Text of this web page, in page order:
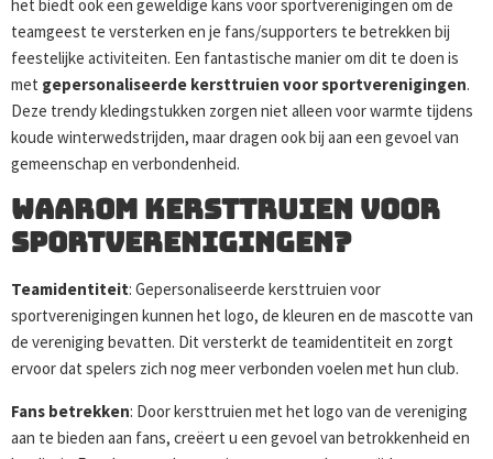
het biedt ook een geweldige kans voor sportverenigingen om de
teamgeest te versterken en je fans/supporters te betrekken bij
feestelijke activiteiten. Een fantastische manier om dit te doen is
met gepersonaliseerde kersttruien voor sportverenigingen.
Deze trendy kledingstukken zorgen niet alleen voor warmte tijdens
koude winterwedstrijden, maar dragen ook bij aan een gevoel van
gemeenschap en verbondenheid.
Waarom Kersttruien voor
Sportverenigingen?
Teamidentiteit: Gepersonaliseerde kersttruien voor
sportverenigingen kunnen het logo, de kleuren en de mascotte van
de vereniging bevatten. Dit versterkt de teamidentiteit en zorgt
ervoor dat spelers zich nog meer verbonden voelen met hun club.
Fans betrekken: Door kersttruien met het logo van de vereniging
aan te bieden aan fans, creëert u een gevoel van betrokkenheid en